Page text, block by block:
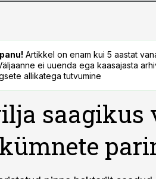
Artikkel on enam kui 5 aastat
ei uuenda ega kaasajasta
allikatega tutvumine
saagikus